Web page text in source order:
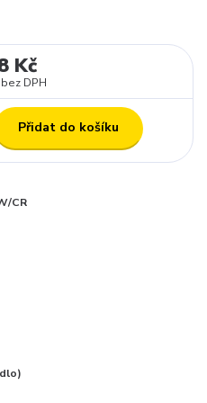
Kč
bez DPH
Přidat do košíku
CR